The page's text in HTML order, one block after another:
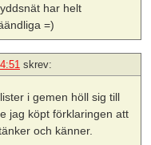
har helt
=)
skrev:
i gemen höll sig till
jag köpt förklaringen att
och känner.